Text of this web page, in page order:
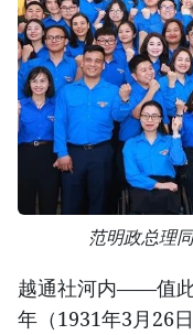
范明政总理
越通社河内——值
年（1931年3月26